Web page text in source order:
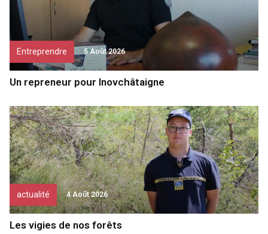
Entreprendre 5 Août 2026
Un repreneur pour Inovchâtaigne
actualité 4 Août 2026
Les vigies de nos forêts